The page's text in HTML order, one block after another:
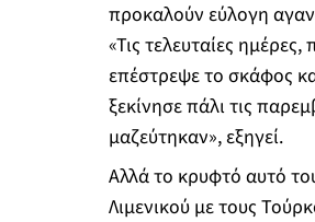
προκαλούν εύλογη
«Τις τελευταίες ημέρες,
επέστρεψε το σκάφος
ξεκίνησε πάλι τις
μαζεύτηκαν», εξηγεί.
Αλλά το κρυφτό αυτό
Λιμενικού με τους